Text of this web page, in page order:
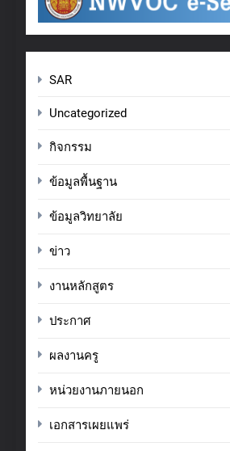
SAR
Uncategorized
กิจกรรม
ข้อมูลพื้นฐาน
ข้อมูลวิทยาลัย
ข่าว
งานหลักสูตร
ประกาศ
ผลงานครู
หน่วยงานภายนอก
เอกสารเผยแพร่